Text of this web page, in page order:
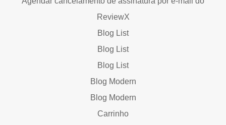
ReviewX
Blog List
Blog List
Blog List
Blog Modern
Blog Modern
Carrinho